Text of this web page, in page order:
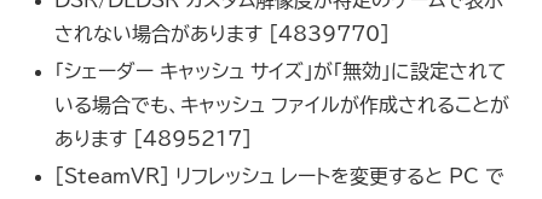
されない場合があります [4839770]
「シェーダー キャッシュ サイズ」が「無効」に設定されて
いる場合でも、キャッシュ ファイルが作成されることが
あります [4895217]
[SteamVR] リフレッシュ レートを変更すると PC で